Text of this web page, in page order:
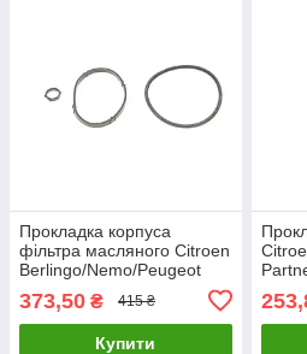
Прокладка корпуса
фільтра масляного Citroen
Berlingo/Nemo/Peugeot
Partner 1.4-1.6 16V 96- (к-
кт) GZ-A1547 UA61
373,50 ₴ 415 ₴
Купити